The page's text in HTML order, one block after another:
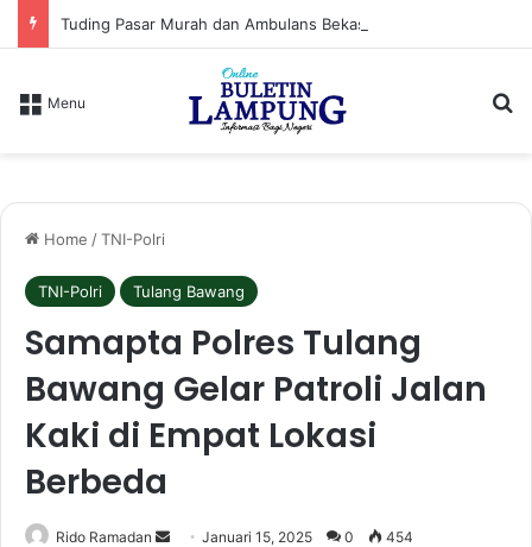
Menu
Home /TNI-Polri
TNI-Polri Tulang Bawang
Samapta Polres Tulang
Bawang Gelar Patroli Jalan
Kaki di Empat Lokasi
Berbeda
Rido Ramadan Januari 15, 2025 0 454